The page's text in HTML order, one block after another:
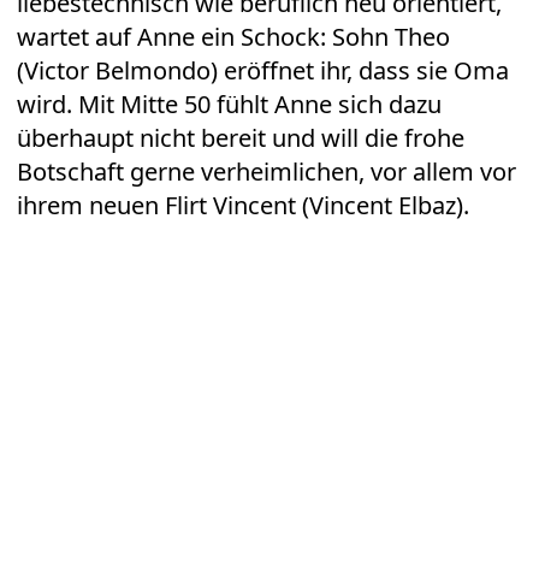
wartet auf Anne ein Schock: Sohn Theo
(Victor Belmondo) eröffnet ihr, dass sie Oma
wird. Mit Mitte 50 fühlt Anne sich dazu
überhaupt nicht bereit und will die frohe
Botschaft gerne verheimlichen, vor allem vor
ihrem neuen Flirt Vincent (Vincent Elbaz).